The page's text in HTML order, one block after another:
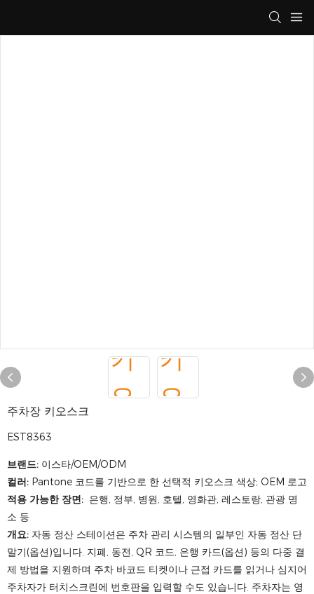
주차장 키오스크
EST8363
브랜드: 이스타/OEM/ODM
컬러: Pantone 코드를 기반으로 한 선택적 키오스크 색상; OEM 로고
적용 가능한 장면: 은행, 정부, 병원, 호텔, 영화관, 레스토랑, 관광 명
소 등
개요: 자동 정산 스테이션은 주차 관리 시스템의 일부인 자동 정산 단
말기(옵션)입니다. 지폐, 동전, QR 코드, 은행 카드(옵션) 등의 다중 결
제 방법을 지원하며 주차 바코드 티켓이나 근접 카드를 읽거나 심지어
주차자가 터치스크린에 번호판을 입력할 수도 있습니다. 주차자는 영